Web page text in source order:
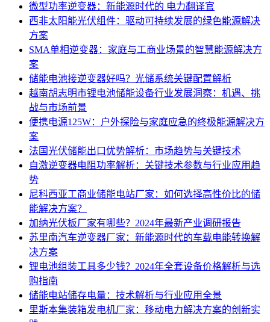
微型功率逆变器：新能源时代的 电力翻译官
西非太阳能光伏组件：驱动可持续发展的绿色能源解决
方案
SMA单相逆变器：家庭与工商业场景的智慧能源解决方
案
储能电池接逆变器好吗？光储系统关键配置解析
越南胡志明市锂电池储能设备行业发展洞察：机遇、挑
战与市场前景
便携电源125W：户外探险与家庭应急的终极能源解决方
案
法国光伏储能出口优势解析：市场趋势与关键技术
自激逆变器电阻功率解析：关键技术参数与行业应用趋
势
尼科西亚工商业储能电站厂家：如何选择高性价比的储
能解决方案？
加纳光伏板厂家有哪些？2024年最新产业调研报告
苏里南汽车逆变器厂家：新能源时代的车载电能转换解
决方案
锂电池组装工具多少钱？2024年全套设备价格解析与选
购指南
储能电站储存电量：技术解析与行业应用全景
里斯本集装箱发电机厂家：移动电力解决方案的创新实